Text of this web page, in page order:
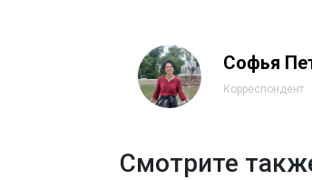
Софья
Корреспондент
Смотрите